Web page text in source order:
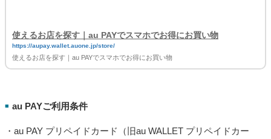
使えるお店を探す｜au PAYでスマホでお得にお買い物
https://aupay.wallet.auone.jp/store/
使えるお店を探す｜au PAYでスマホでお得にお買い物
■ au PAYご利用条件
・au PAY プリペイドカード（旧au WALLET プリペイドカー